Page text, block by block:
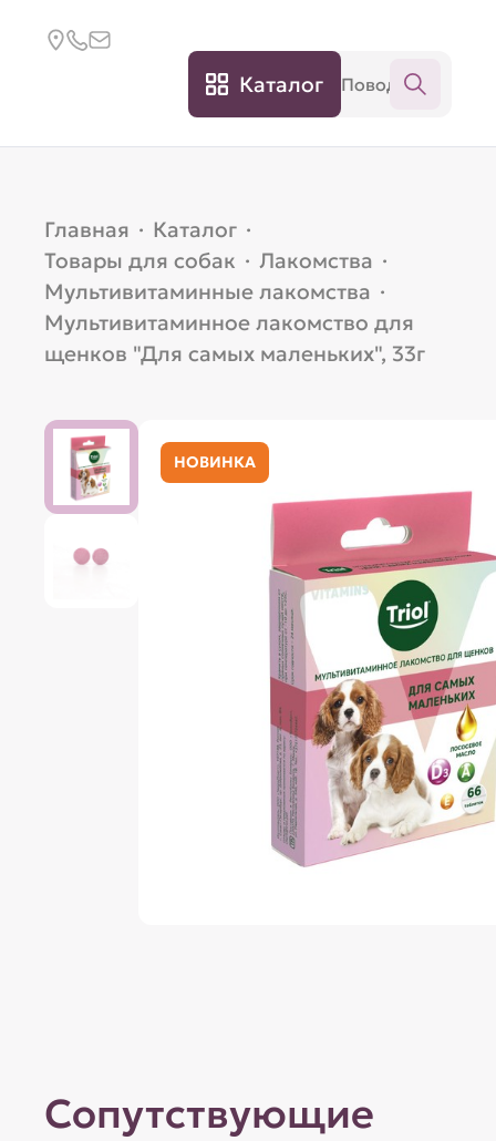
Каталог
Главная · Каталог ·
Товары для собак · Лакомства ·
Мультивитаминные лакомства ·
Мультивитаминное лакомство для
щенков "Для самых маленьких", 33г
НОВИНКА
Сопутствующие